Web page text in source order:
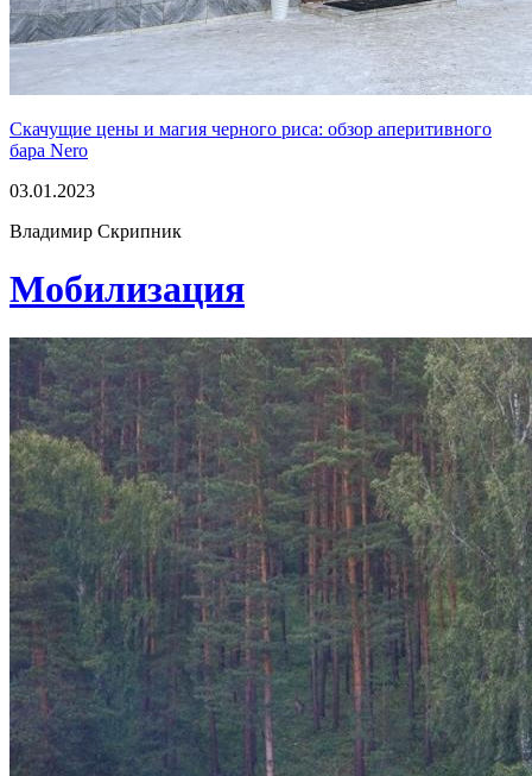
Скачущие цены и магия черного риса: обзор аперитивного
бара Nero
03.01.2023
Владимир Скрипник
Мобилизация